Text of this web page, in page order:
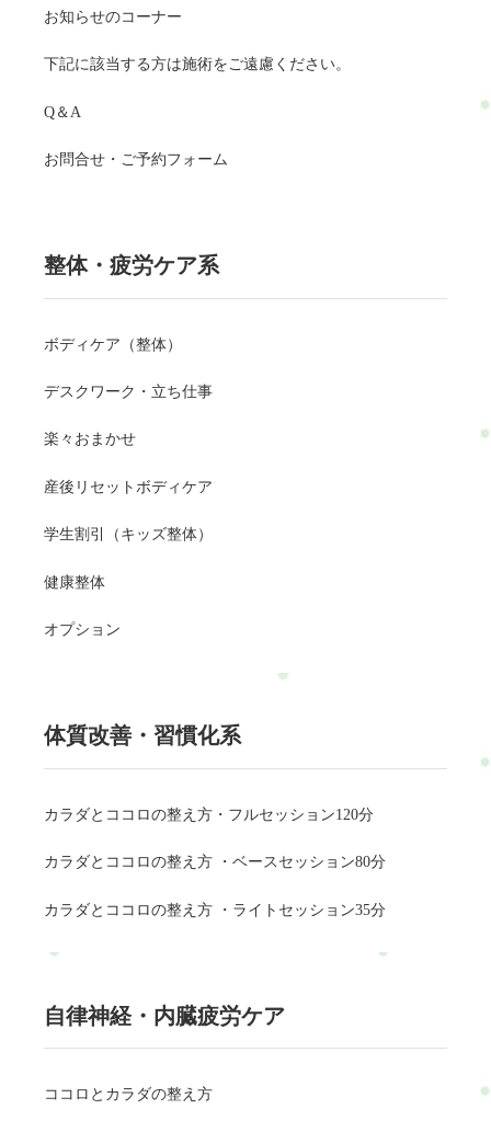
お知らせのコーナー
下記に該当する方は施術をご遠慮ください。
Q＆A
お問合せ・ご予約フォーム
整体・疲労ケア系
ボディケア（整体）
デスクワーク・立ち仕事
楽々おまかせ
産後リセットボディケア
学生割引（キッズ整体）
健康整体
オプション
体質改善・習慣化系
カラダとココロの整え方・フルセッション120分
カラダとココロの整え方 ・ベースセッション80分
カラダとココロの整え方 ・ライトセッション35分
自律神経・内臓疲労ケア
ココロとカラダの整え方